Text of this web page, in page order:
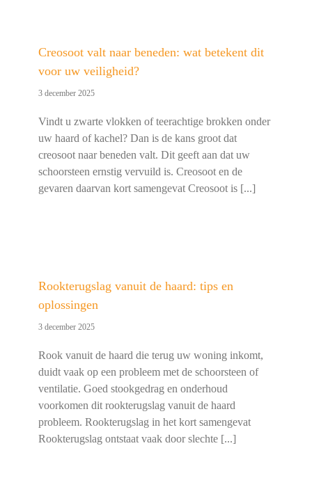
Creosoot valt naar beneden: wat betekent dit
voor uw veiligheid?
3 december 2025
Vindt u zwarte vlokken of teerachtige brokken onder
uw haard of kachel? Dan is de kans groot dat
creosoot naar beneden valt. Dit geeft aan dat uw
schoorsteen ernstig vervuild is. Creosoot en de
gevaren daarvan kort samengevat Creosoot is [...]
Rookterugslag vanuit de haard: tips en
oplossingen
3 december 2025
Rook vanuit de haard die terug uw woning inkomt,
duidt vaak op een probleem met de schoorsteen of
ventilatie. Goed stookgedrag en onderhoud
voorkomen dit rookterugslag vanuit de haard
probleem. Rookterugslag in het kort samengevat
Rookterugslag ontstaat vaak door slechte [...]